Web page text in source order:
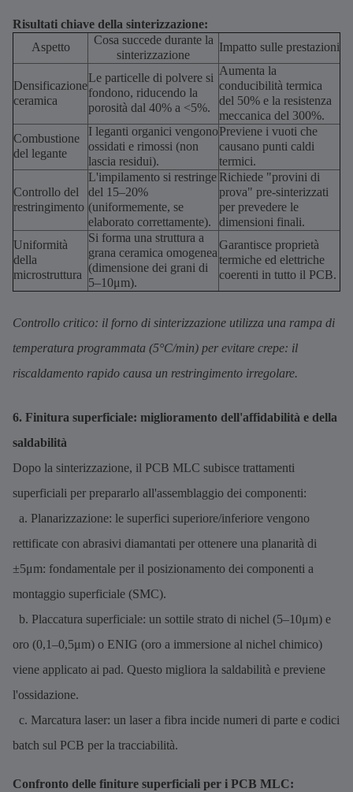
Risultati chiave della sinterizzazione:
Aspetto
Cosa succede durante la
sinterizzazione
Impatto sulle prestazioni
Densificazione
ceramica
Le particelle di polvere si
fondono, riducendo la
porosità dal 40% a <5%.
Aumenta la
conducibilità termica
del 50% e la resistenza
meccanica del 300%.
Combustione
del legante
I leganti organici vengono
ossidati e rimossi (non
lascia residui).
Previene i vuoti che
causano punti caldi
termici.
Controllo del
restringimento
L'impilamento si restringe
del 15–20%
(uniformemente, se
elaborato correttamente).
Richiede "provini di
prova" pre-sinterizzati
per prevedere le
dimensioni finali.
Uniformità
della
microstruttura
Si forma una struttura a
grana ceramica omogenea
(dimensione dei grani di
5–10μm).
Garantisce proprietà
termiche ed elettriche
coerenti in tutto il PCB.
Controllo critico: il forno di sinterizzazione utilizza una rampa di
temperatura programmata (5°C/min) per evitare crepe: il
riscaldamento rapido causa un restringimento irregolare.
6. Finitura superficiale: miglioramento dell'affidabilità e della
saldabilità
Dopo la sinterizzazione, il PCB MLC subisce trattamenti
superficiali per prepararlo all'assemblaggio dei componenti:
a. Planarizzazione: le superfici superiore/inferiore vengono
rettificate con abrasivi diamantati per ottenere una planarità di
±5μm: fondamentale per il posizionamento dei componenti a
montaggio superficiale (SMC).
b. Placcatura superficiale: un sottile strato di nichel (5–10μm) e
oro (0,1–0,5μm) o ENIG (oro a immersione al nichel chimico)
viene applicato ai pad. Questo migliora la saldabilità e previene
l'ossidazione.
c. Marcatura laser: un laser a fibra incide numeri di parte e codici
batch sul PCB per la tracciabilità.
Confronto delle finiture superficiali per i PCB MLC: